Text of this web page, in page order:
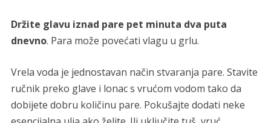
Držite glavu iznad pare pet minuta dva puta
dnevno. Para može povećati vlagu u grlu.
Vrela voda je jednostavan način stvaranja pare. Stavite
ručnik preko glave i lonac s vrućom vodom tako da
dobijete dobru količinu pare. Pokušajte dodati neke